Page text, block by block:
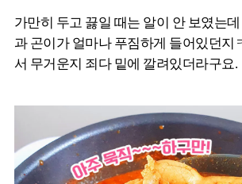
가만히 두고 끓일 때는 알이 안 보였는
과 곤이가 얼마나 푸짐하게 들어있던지
서 무거운지 죄다 밑에 깔려있더라구요.